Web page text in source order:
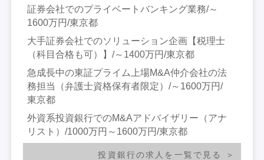
証券会社でのプライベートバンキング業務/～
1600万円/東京都
大手証券会社でのソリューション企画【税理士
（科目合格も可）】/～1400万円/東京都
急成長中の東証プライム上場M&A仲介会社の法
務担当（弁護士資格保有者限定）/～1600万円/
東京都
外資系投資銀行でのM&Aアドバイザリー（アナ
リスト）/1000万円～1600万円/東京都
投資銀行の求人を一覧で見る